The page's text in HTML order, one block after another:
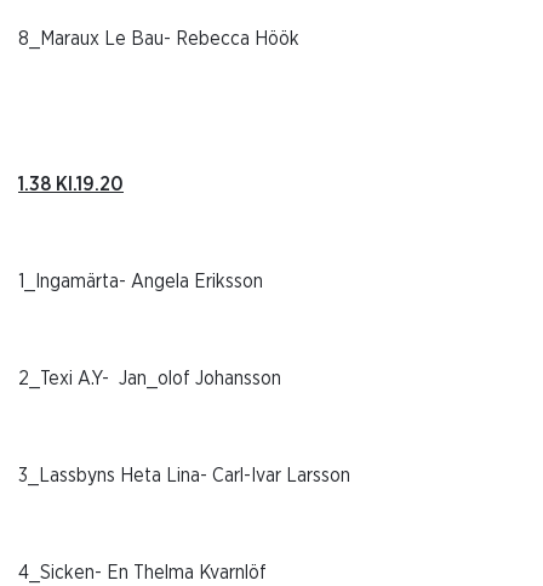
8_Maraux Le Bau- Rebecca Höök
1.38 Kl.19.20
1_Ingamärta- Angela Eriksson
2_Texi A.Y- Jan_olof Johansson
3_Lassbyns Heta Lina- Carl-Ivar Larsson
4_Sicken- En Thelma Kvarnlöf